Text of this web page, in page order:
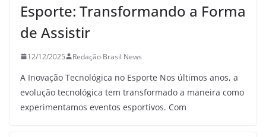
Esporte: Transformando a Forma
de Assistir
12/12/2025 Redação Brasil News
A Inovação Tecnológica no Esporte Nos últimos anos, a
evolução tecnológica tem transformado a maneira como
experimentamos eventos esportivos. Com